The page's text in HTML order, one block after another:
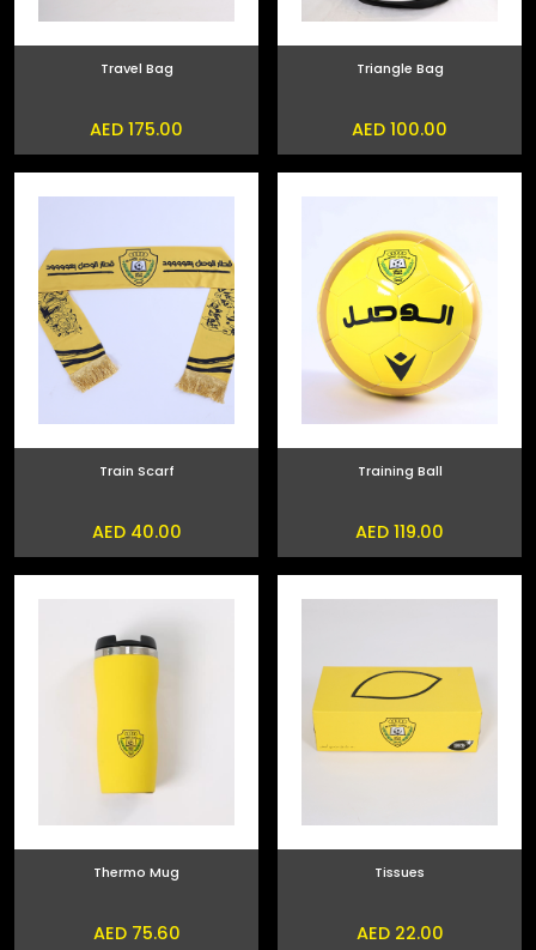
Triangle Bag
AED 100.00
Travel Bag
AED 175.00
Training Ball
AED 119.00
Train Scarf
AED 40.00
Tissues
AED 22.00
Thermo Mug
AED 75.60